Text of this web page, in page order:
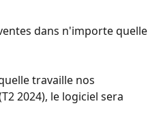
dans n'importe quelle
travaille nos
2024), le logiciel sera